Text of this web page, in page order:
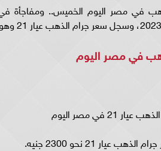
في مصر اليوم
21 في مصر اليوم
عيار 21 نحو 2300 جنيه.